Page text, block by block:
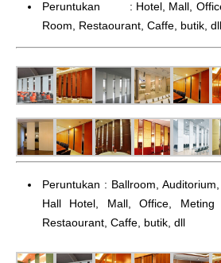
Peruntukan : Hotel, Mall,
Room, Restaourant, Caffe, butik, dll
Peruntukan : Ballroom,
Hall Hotel, Mall, Office, Meting
Restaourant, Caffe, butik, dll